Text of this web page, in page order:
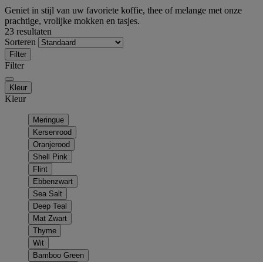
Geniet in stijl van uw favoriete koffie, thee of melange met onze
prachtige, vrolijke mokken en tasjes.
23 resultaten
Sorteren
Filter
Filter
Kleur
Kleur
Meringue
Kersenrood
Oranjerood
Shell Pink
Flint
Ebbenzwart
Sea Salt
Deep Teal
Mat Zwart
Thyme
Wit
Bamboo Green